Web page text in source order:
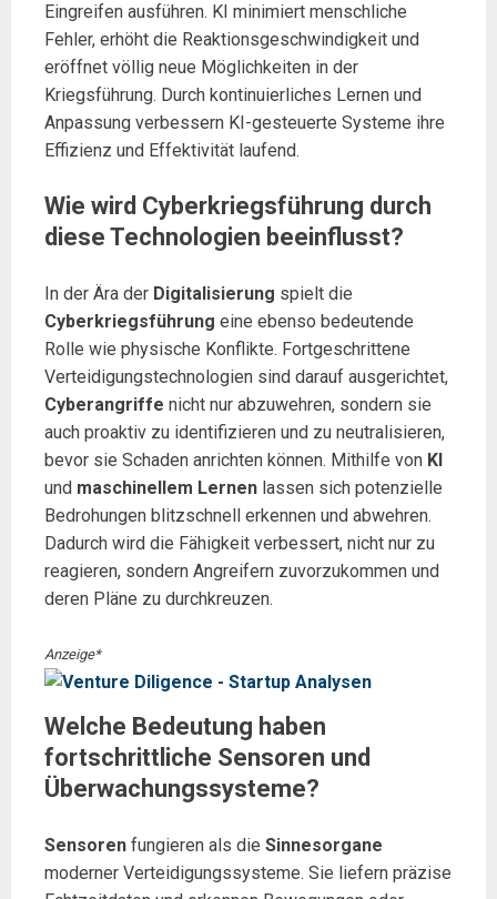
Eingreifen ausführen. KI minimiert menschliche
Fehler, erhöht die Reaktionsgeschwindigkeit und
eröffnet völlig neue Möglichkeiten in der
Kriegsführung. Durch kontinuierliches Lernen und
Anpassung verbessern KI-gesteuerte Systeme ihre
Effizienz und Effektivität laufend.
Wie wird Cyberkriegsführung durch
diese Technologien beeinflusst?
In der Ära der Digitalisierung spielt die
Cyberkriegsführung eine ebenso bedeutende
Rolle wie physische Konflikte. Fortgeschrittene
Verteidigungstechnologien sind darauf ausgerichtet,
Cyberangriffe nicht nur abzuwehren, sondern sie
auch proaktiv zu identifizieren und zu neutralisieren,
bevor sie Schaden anrichten können. Mithilfe von KI
und maschinellem Lernen lassen sich potenzielle
Bedrohungen blitzschnell erkennen und abwehren.
Dadurch wird die Fähigkeit verbessert, nicht nur zu
reagieren, sondern Angreifern zuvorzukommen und
deren Pläne zu durchkreuzen.
Anzeige*
Welche Bedeutung haben
fortschrittliche Sensoren und
Überwachungssysteme?
Sensoren fungieren als die Sinnesorgane
moderner Verteidigungssysteme. Sie liefern präzise